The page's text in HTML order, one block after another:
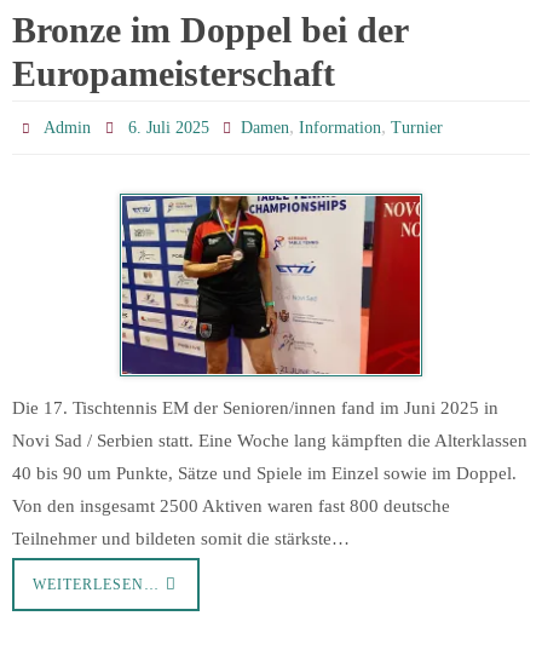
Bronze im Doppel bei der
Europameisterschaft
Admin 6. Juli 2025 Damen, Information, Turnier
Die 17. Tischtennis EM der Senioren/innen fand im Juni 2025 in
Novi Sad / Serbien statt. Eine Woche lang kämpften die Alterklassen
40 bis 90 um Punkte, Sätze und Spiele im Einzel sowie im Doppel.
Von den insgesamt 2500 Aktiven waren fast 800 deutsche
Teilnehmer und bildeten somit die stärkste…
WEITERLESEN…